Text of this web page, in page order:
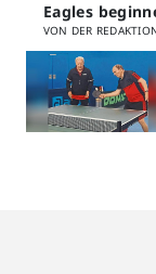
Eagles
VON DER